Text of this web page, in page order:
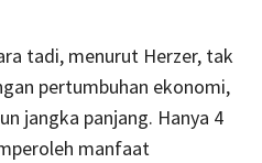
tadi, menurut Herzer, tak
pertumbuhan ekonomi,
jangka panjang. Hanya 4
manfaat